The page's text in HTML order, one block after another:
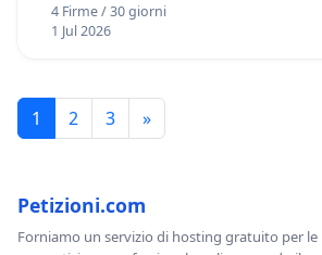
4 Firme / 30 giorni
1 Jul 2026
1 2 3 »
Petizioni.com
Forniamo un servizio di hosting gratuito per